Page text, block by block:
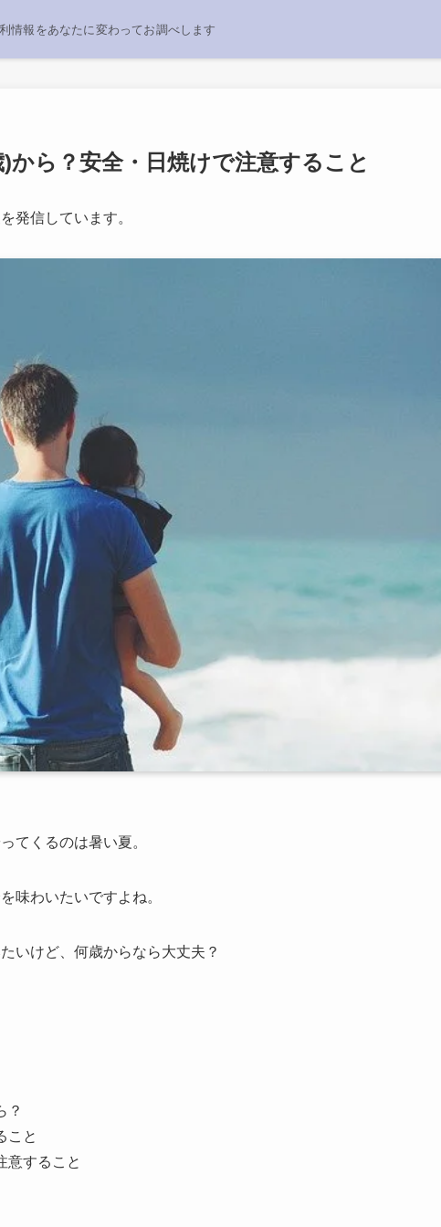
情報をあなたに変わってお調べします
から？安全・日焼けで注意すること
発信しています。
てくるのは暑い夏。
味わいたいですよね。
いけど、何歳からなら大丈夫？
？
こと
意すること